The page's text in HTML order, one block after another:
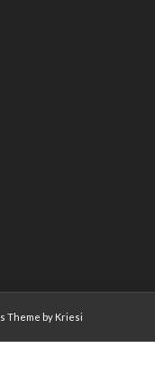
Theme by Kriesi